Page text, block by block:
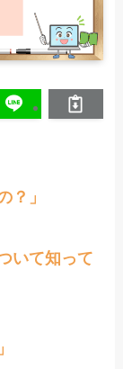
？」
いて知って